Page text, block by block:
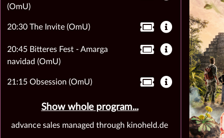
(OmU)
20:30 The Invite (OmU)
20:45 Bitteres Fest - Amarga
navidad (OmU)
21:15 Obsession (OmU)
Show whole program...
advance sales managed through kinoheld.de